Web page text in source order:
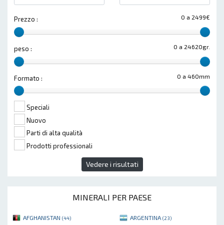
0 a 2499€
Prezzo :
0 a 24620gr.
peso :
0 a 460mm
Formato :
Speciali
Nuovo
Parti di alta qualità
Prodotti professionali
Vedere i risultati
MINERALI PER PAESE
AFGHANISTAN (44) ARGENTINA (23)